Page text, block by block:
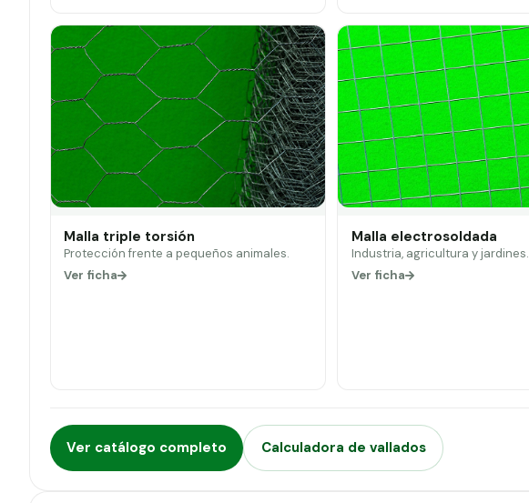
Malla triple torsión
Protección frente a pequeños animales.
Ver ficha
Malla electrosoldada
Industria, agricultura y jardines.
Ver ficha
Ver catálogo completo Calculadora de vallados